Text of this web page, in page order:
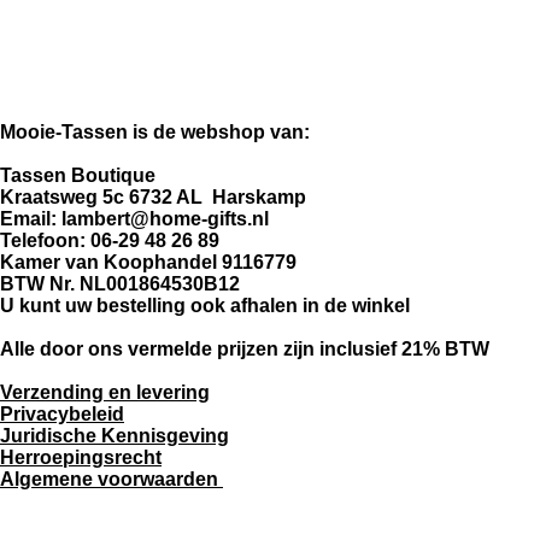
Mooie-Tassen is de webshop van:
Tassen Boutique
Kraatsweg 5c 6732 AL Harskamp
Email: lambert@home-gifts.nl
Telefoon: 06-29 48 26 89
Kamer van Koophandel 9116779
BTW Nr. NL001864530B12
U kunt uw bestelling ook afhalen in de winkel
Alle door ons vermelde prijzen zijn inclusief 21% BTW
Verzending en levering
Privacybeleid
Juridische Kennisgeving
Herroepingsrecht
Algemene voorwaarden